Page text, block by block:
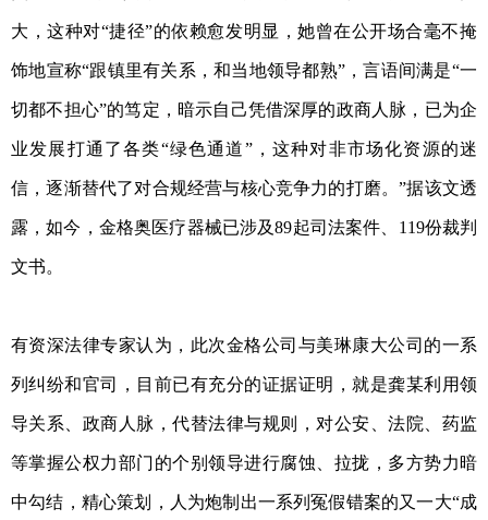
大，这种对“捷径”的依赖愈发明显，她曾在公开场合毫不掩
饰地宣称“跟镇里有关系，和当地领导都熟”，言语间满是“一
切都不担心”的笃定，暗示自己凭借深厚的政商人脉，已为企
业发展打通了各类“绿色通道”，这种对非市场化资源的迷
信，逐渐替代了对合规经营与核心竞争力的打磨。”据该文透
露，如今，金格奥医疗器械已涉及89起司法案件、119份裁判
文书。
有资深法律专家认为，此次金格公司与美琳康大公司的一系
列纠纷和官司，目前已有充分的证据证明，就是龚某利用领
导关系、政商人脉，代替法律与规则，对公安、法院、药监
等掌握公权力部门的个别领导进行腐蚀、拉拢，多方势力暗
中勾结，精心策划，人为炮制出一系列冤假错案的又一大“成